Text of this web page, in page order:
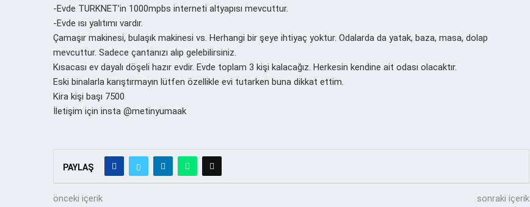
-Evde TURKNET’in 1000mpbs interneti altyapısı mevcuttur.
-Evde ısı yalıtımı vardır.
Çamaşır makinesi, bulaşık makinesi vs. Herhangi bir şeye ihtiyaç yoktur. Odalarda da yatak, baza, masa, dolap
mevcuttur. Sadece çantanızı alıp gelebilirsiniz.
Kısacası ev dayalı döşeli hazır evdir. Evde toplam 3 kişi kalacağız. Herkesin kendine ait odası olacaktır.
Eski binalarla karıştırmayın lütfen özellikle evi tutarken buna dikkat ettim.
Kira kişi başı 7500
İletişim için insta @metinyumaak
PAYLAŞ
önceki içerik sonraki içerik